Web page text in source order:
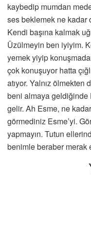
kaybedip mumdan
ses beklemek ne kadar
Kendi başına kalmak
Üzülmeyin ben iyiyim.
yemek yiyip
çok konuşuyor hatta
atıyor. Yalnız
beni almaya geldiğinde
gelir. Ah Esme, ne
görmediniz Esme’yi.
yapmayın. Tutun
benimle beraber merak